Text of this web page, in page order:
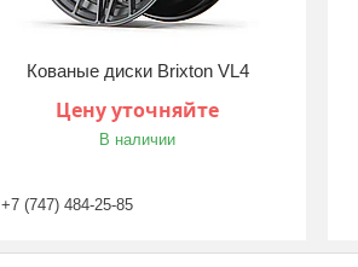
Кованые диски Brixton VL4
Цену уточняйте
В наличии
+7 (747) 484-25-85